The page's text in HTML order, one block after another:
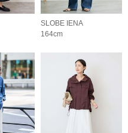
SLOBE IENA
164cm